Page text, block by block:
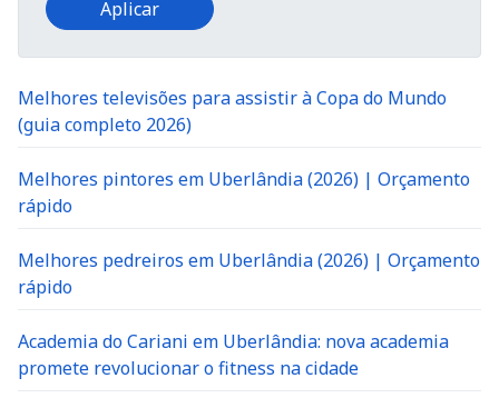
Melhores televisões para assistir à Copa do Mundo
(guia completo 2026)
Melhores pintores em Uberlândia (2026) | Orçamento
rápido
Melhores pedreiros em Uberlândia (2026) | Orçamento
rápido
Academia do Cariani em Uberlândia: nova academia
promete revolucionar o fitness na cidade